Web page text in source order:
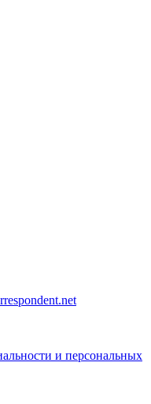
и персональных